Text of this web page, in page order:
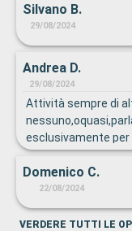
Silvano B.
29/08/2024
Andrea D.
29/08/2024
Attività sempre di
esclusivamente per
per la cena è
insoddisfacente. Un
cena e optato per la
Domenico C.
22/08/2024
VERDERE TUTTI LE